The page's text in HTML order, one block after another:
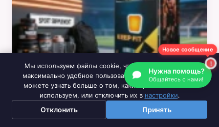
Нужна помощь?
Общайтесь с нами!
Новое сообщение
Мы используем файлы cookie, чтобы обеспечить вам
максимально удобное пользование нашим сайтом. Вы
можете узнать больше о том, какие файлы cookie мы
используем, или отключить их в настройки.
Отклонить Принять